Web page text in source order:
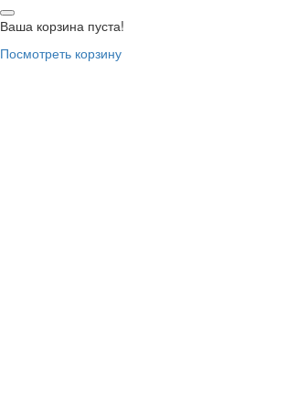
Ваша корзина пуста!
Посмотреть корзину